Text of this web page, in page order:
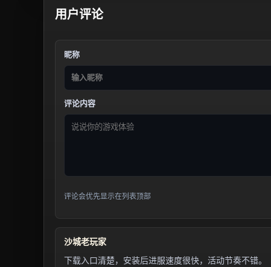
用户评论
昵称
评论内容
评论会优先显示在列表顶部
沙城老玩家
下载入口清楚，安装后进服速度很快，活动节奏不错。